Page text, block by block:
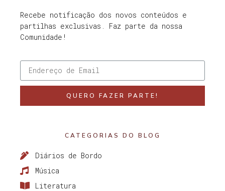
Recebe notificação dos novos conteúdos e
partilhas exclusivas. Faz parte da nossa
Comunidade!
QUERO FAZER PARTE!
CATEGORIAS DO BLOG
Diários de Bordo
Música
Literatura